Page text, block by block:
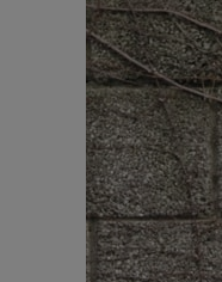
プライバシーポリシー
特定商取引法について
お問い合わせ
OFFICIAL WEB SITE
ACCOUNT MENU
ようこそ ゲスト 様